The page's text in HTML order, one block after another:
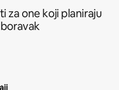
za one koji planiraju